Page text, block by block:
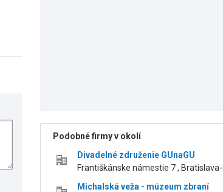
Podobné firmy v okolí
Divadelné združenie GUnaGU
Františkánske námestie 7 ,
Michalská veža - múzeum zbraní